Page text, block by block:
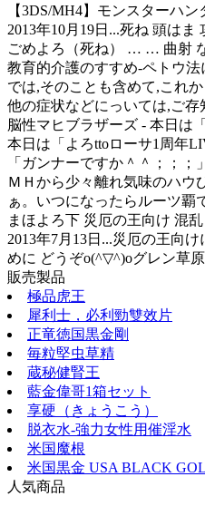
【3DS/MH4】モンスターハ
2013年10月19日...死ね 頭は
ごめよろ（死ね） … … 曲
教育的介護のすすめ-ペトウ法
では,そのことも含めて,これ
他の症状などにっいては,ご
脳性マヒブラザーズ - 本日は
本日は「よろttoローサ1周年
「ガンナーですか＾＾；；
ＭＨから少々離れ気味のハウ
ぁ。いつになったらルーツ覇
まほよろ下 災厄の王向け 混
2013年7月13日...災厄の王向
めに どうぞo(^▽^)oグレン草
販売製品
極品虎王
犀利士，必利勁雙效片
正竜徳国黒金剛
毎粒堅虫草精
蔵秘健腎王
藍金偉哥1箱セット
享硬（きょうこう）
脱衣水-強力女性用催淫水
米国魔根
米国黒金 USA BLACK
人気商品